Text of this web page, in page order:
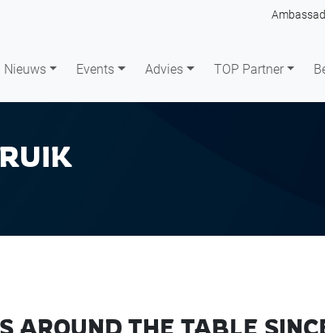
Nieuws Events Advies TOP Partner